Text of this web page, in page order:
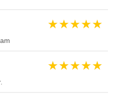
★★★★★
★★★★★